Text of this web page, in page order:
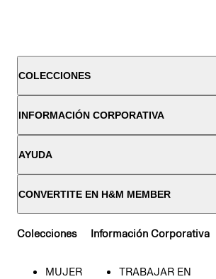
COLECCIONES
INFORMACIÓN CORPORATIVA
AYUDA
CONVERTITE EN H&M MEMBER
Colecciones
MUJER
Información Corporativa
TRABAJAR EN